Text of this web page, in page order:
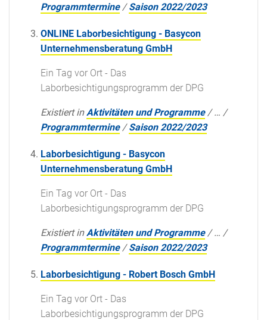
Programmtermine /Saison 2022/2023
ONLINE Laborbesichtigung - Basycon
Unternehmensberatung GmbH
Ein Tag vor Ort - Das
Laborbesichtigungsprogramm der DPG
Existiert in Aktivitäten und Programme /… /
Programmtermine /Saison 2022/2023
Laborbesichtigung - Basycon
Unternehmensberatung GmbH
Ein Tag vor Ort - Das
Laborbesichtigungsprogramm der DPG
Existiert in Aktivitäten und Programme /… /
Programmtermine /Saison 2022/2023
Laborbesichtigung - Robert Bosch GmbH
Ein Tag vor Ort - Das
Laborbesichtigungsprogramm der DPG